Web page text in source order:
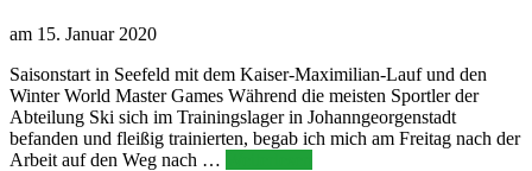
am 15. Januar 2020
Saisonstart in Seefeld mit dem Kaiser-Maximilian-Lauf und den
Winter World Master Games Während die meisten Sportler der
Abteilung Ski sich im Trainingslager in Johanngeorgenstadt
befanden und fleißig trainierten, begab ich mich am Freitag nach der
Arbeit auf den Weg nach …